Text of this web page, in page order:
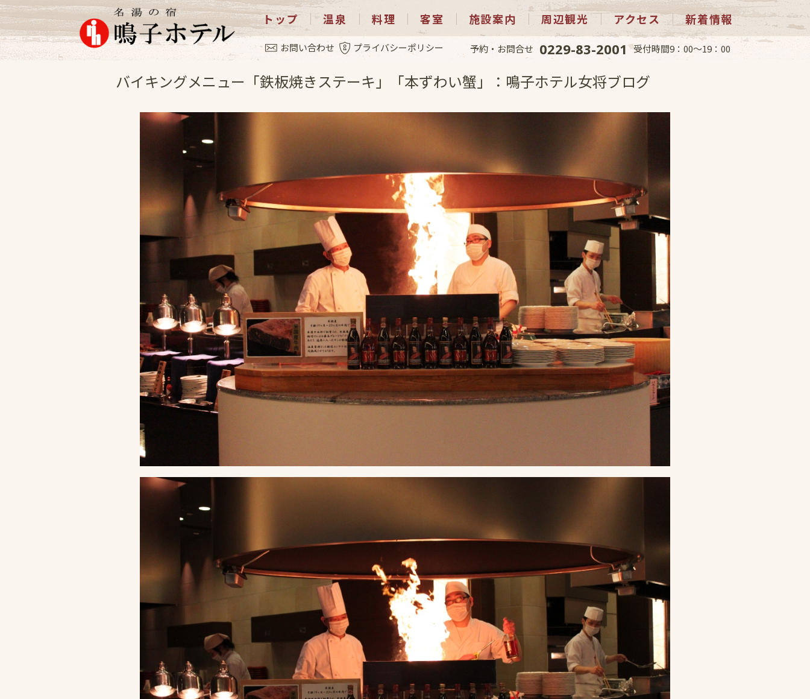
トップ 温泉 料理 客室 施設案内 周辺観光 アクセス 新着情報
お問い合わせ プライバシーポリシー 予約・お問合せ 0229-83-2001 受付時間9：00～19：00
お料理 2013.7.4
バイキングメニュー「鉄板焼きステーキ」「本ずわい蟹」：鳴子ホテル女将ブログ